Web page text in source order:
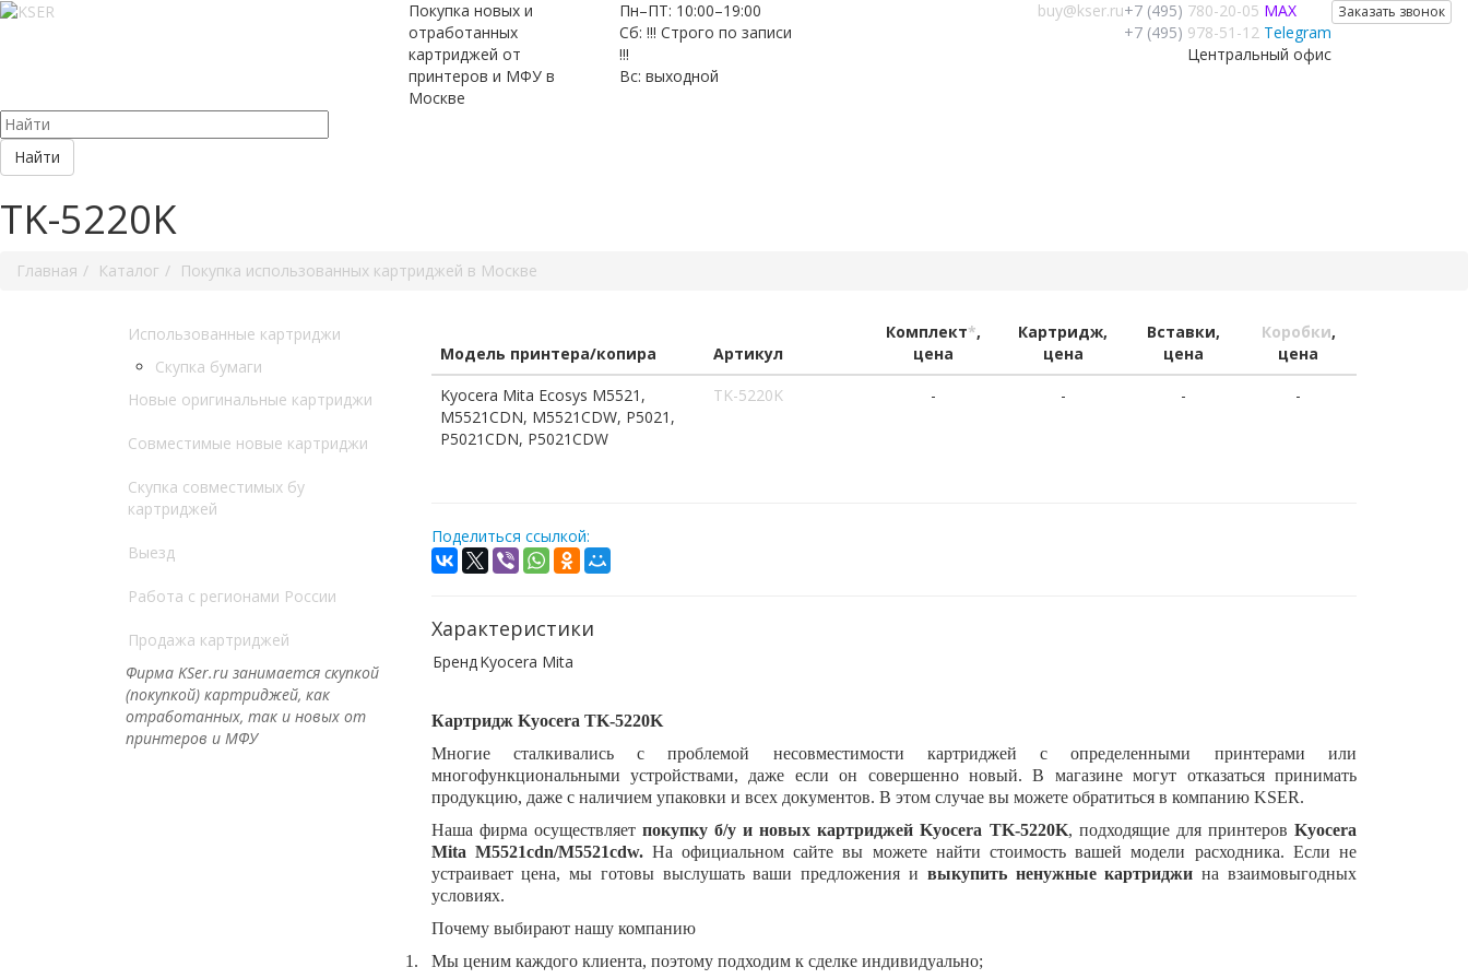
Покупка новых и
отработанных
картриджей от
принтеров и МФУ в
Москве
Пн–ПТ: 10:00–19:00
Сб: !!! Строго по записи
!!!
Вс: выходной
Заказать звонок
+7 (495) 780-20-05 MAX
+7 (495) 978-51-12 Telegram
Центральный офис
buy@kser.ru
Найти
TK-5220K
Главная Каталог Покупка использованных картриджей в Москве
Использованные картриджи
Скупка бумаги
Новые оригинальные картриджи
Совместимые новые картриджи
Скупка совместимых бу
картриджей
Выезд
Работа с регионами России
Продажа картриджей
Фирма KSer.ru занимается скупкой
(покупкой) картриджей, как
отработанных, так и новых от
принтеров и МФУ
Модель принтера/копира Артикул
Комплект*,
цена
Картридж,
цена
Вставки,
цена
Коробки,
цена
Kyocera Mita Ecosys M5521,
M5521CDN, M5521CDW, P5021,
P5021CDN, P5021CDW
TK-5220K - - - -
Поделиться ссылкой:
Характеристики
БрендKyocera Mita
Картридж Kyocera TK-5220K
Многие сталкивались с проблемой несовместимости картриджей с определенными принтерами или
многофункциональными устройствами, даже если он совершенно новый. В магазине могут отказаться принимать
продукцию, даже с наличием упаковки и всех документов. В этом случае вы можете обратиться в компанию KSER.
Наша фирма осуществляет покупку б/у и новых картриджей Kyocera TK-5220K, подходящие для принтеровKyocera
Mita M5521cdn/M5521cdw.На официальном сайте вы можете найти стоимость вашей модели расходника. Если не
устраивает цена, мы готовы выслушать ваши предложения и выкупить ненужные картриджи на взаимовыгодных
условиях.
Почему выбирают нашу компанию
1.
Мы ценим каждого клиента, поэтому подходим к сделке индивидуально;